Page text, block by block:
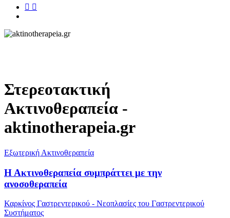
Στερεοτακτική
Ακτινοθεραπεία -
aktinotherapeia.gr
Εξωτερική Ακτινοθεραπεία
Η Ακτινοθεραπεία συμπράττει με την
ανοσοθεραπεία
Καρκίνος Γαστρεντερικού - Νεοπλασίες του Γαστρεντερικού
Συστήματος